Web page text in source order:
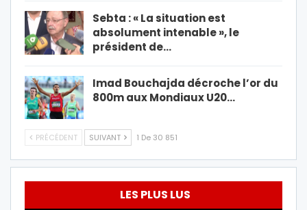
Sebta : « La situation est
absolument intenable », le
président de…
Imad Bouchajda décroche l’or du
800m aux Mondiaux U20…
PRÉCÉDENT SUIVANT 1 De 30 851
LES PLUS LUS